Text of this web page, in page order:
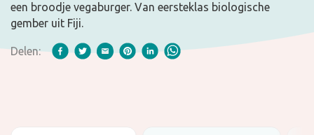
een broodje vegaburger. Van eersteklas biologische
gember uit Fiji.
Delen: